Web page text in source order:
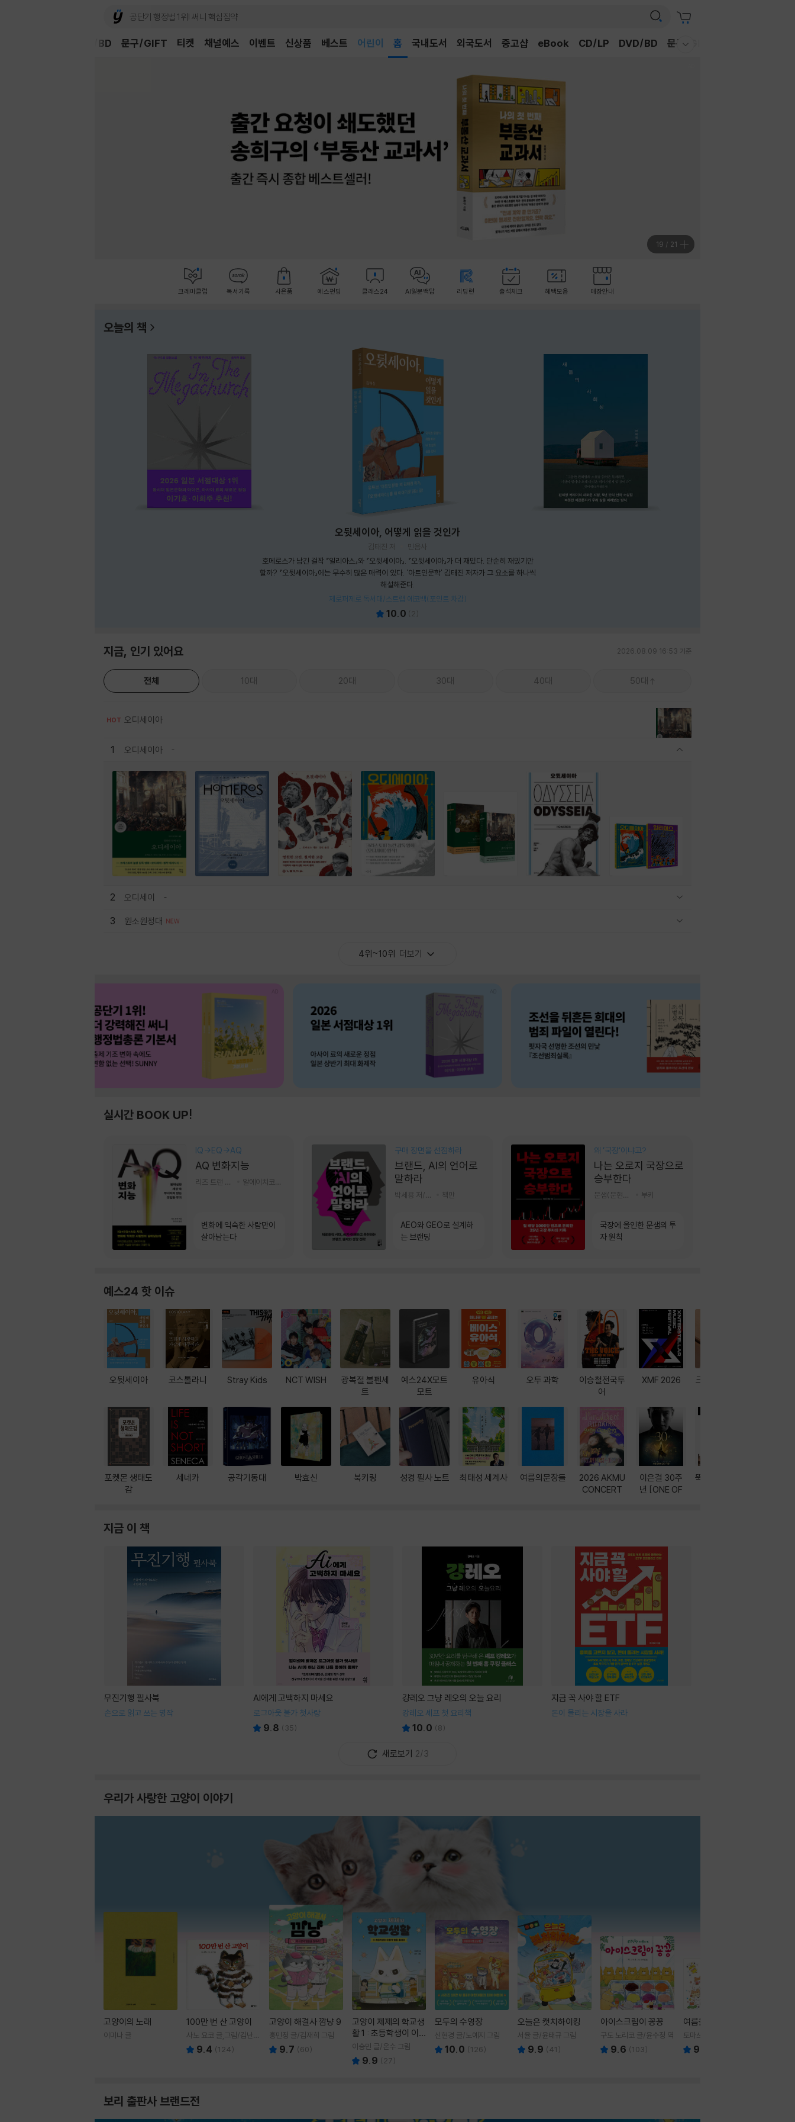
채널예스 이벤트 신상품 베스트
독후감
홈 국내도서 외국도서 중고샵 eBook CD/LP DVD/BD 문구/GIFT
DVD/BD 문구/GIFT 티켓
19 / 21
크레마클럽 독서기록 사은품 예스펀딩 클래스24 AI일문백답 리딩런 출석체크 혜택모음 매장안내
오늘의 책
오뒷세이아, 어떻게 읽을 것인가
김태진 저
민음사
호메로스가 남긴 걸작 『일리아스』와 『오뒷세이아』. 『오뒷세이아』가 더 재밌다. 단순히 재밌기만
할까? 『오뒷세이아』에는 무수히 많은 매력이 있다. '아트인문학' 김태진 저자가 그 요소를 하나씩
해설해준다.
제로퍼제로 독서대/스트랩 에코백(포인트 차감)
10.0 ( 2)
지금, 인기 있어요 2026.08.09 16:53 기준
전체 10대 20대 30대 40대 50대
HOT 오디세이아
1 오디세이아
2 오디세이
3 원소원정대
4위~10위 더보기
실시간 BOOK UP!
IQ→EQ→AQ
AQ 변화지능
변화에 익숙한 사람만이
살아남는다
구매 장면을 선점하라
브랜드, AI의 언어로
말하라
책만
AEO와 GEO로 설계하
는 브랜딩
왜 ‘국장‘이냐고?
나는 오로지 국장으로
승부한다
부키
국장에 올인한 문샘의 투
자 원칙
예스24 핫 이슈
오뒷세이아
포켓몬 생태도
감
코스톨라니
세네카
Stray Kids
공각기동대
NCT WISH
박효신
광복절 볼펜세
트
북키링
예스24X모트
모트
성경 필사 노트
유아식
최태성 세계사
오투 과학
여름의문장들
이승철전국투
어
2026 AKMU
CONCERT
XMF 2026
이은결 30주
년 [ONE OF
크레마 이북 리
뚝딱! AI 3대장
지금 이 책
무진기행 필사북
손으로 읽고 쓰는 명작
AI에게 고백하지 마세요
로그아웃 불가 첫사랑
9.8 ( 35)
걍레오 그냥 레오의 오늘 요리
강레오 셰프 첫 요리책
10.0 (8)
지금 꼭 사야 할 ETF
돈이 몰리는 시장을 사라
새로보기 2/3
우리가 사랑한 고양이 이야기
고양이의 노래
이미나 글
100만 번 산 고양이
사노 요코 글,그림/김난주
역 9.4 (124)
고양이 해결사 깜냥 9
홍민정 글/김재희 그림
9.7 (60)
고양이 제제의 학교생
활 1 : 초등학생이 이
렇게 힘들 줄이야
이승민 글/온수 그림
9.9 ( 27)
모두의 수영장
신현경 글/노예지 그림
10.0 (126)
오늘은 캣치하이킹
서율 글/윤태규 그림
9.9 (41 )
아이스크림이 꽁꽁
구도 노리코 글/윤수정 역
9.6 (103)
여름을 부탁해
토마쓰리 글그림
9.8
보리 출판사 브랜드전